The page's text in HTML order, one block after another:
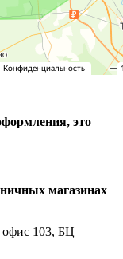
это
магазинах
офис 103, БЦ